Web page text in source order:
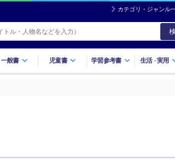
カテゴリ・ジャンル
一般書 児童書 学習参考書 生活・実用